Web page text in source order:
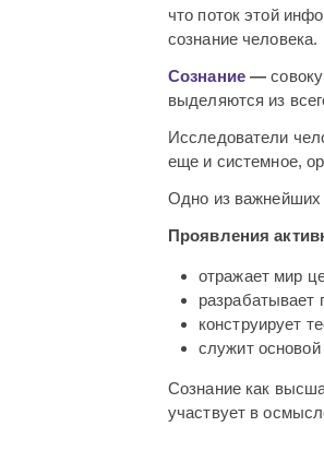
что поток этой
сознание человека.
Сознание—
выделяются из
Исследователи
еще и системное,
Одно из важнейших
Проявления
отражает мир
разрабатывает
конструирует
служит
Сознание как
участвует в